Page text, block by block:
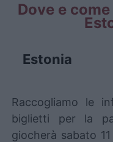
Dove e
Estonia
Raccogliamo le
biglietti per la
giocherà sabato